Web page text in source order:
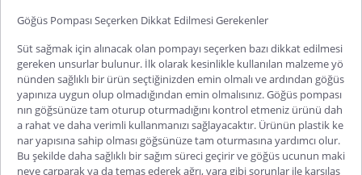
Göğüs Pompası Seçerken Dikkat Edilmesi Gerekenler
Süt sağmak için alınacak olan pompayı seçerken bazı dikkat edilmesi
gereken unsurlar bulunur. İlk olarak kesinlikle kullanılan malzeme yö
nünden sağlıklı bir ürün seçtiğinizden emin olmalı ve ardından göğüs
yapınıza uygun olup olmadığından emin olmalısınız. Göğüs pompası
nın göğsünüze tam oturup oturmadığını kontrol etmeniz ürünü dah
a rahat ve daha verimli kullanmanızı sağlayacaktır. Ürünün plastik ke
nar yapısına sahip olması göğsünüze tam oturmasına yardımcı olur.
Bu şekilde daha sağlıklı bir sağım süreci geçirir ve göğüs ucunun maki
neye çarparak ya da temas ederek ağrı, yara gibi sorunlar ile karşılaş